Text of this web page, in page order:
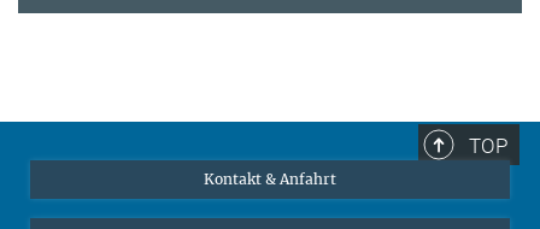
TOP
Kontakt & Anfahrt